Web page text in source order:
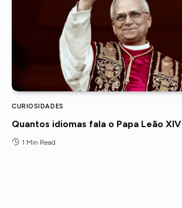
CURIOSIDADES
Quantos idiomas fala o Papa Leão XIV
1 Min Read